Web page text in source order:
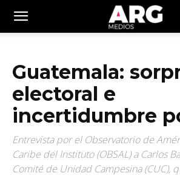
Guatemala:
electoral e
incertidumbre
Entrevista por el Observatorio de
Caribe del Instituto (OBSAL) a Carlos
Comité de Unidad Campesina (CUC),